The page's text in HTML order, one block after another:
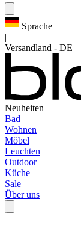
Sprache
|
Versandland - DE
Neuheiten
Bad
Wohnen
Möbel
Leuchten
Outdoor
Küche
Sale
Über uns